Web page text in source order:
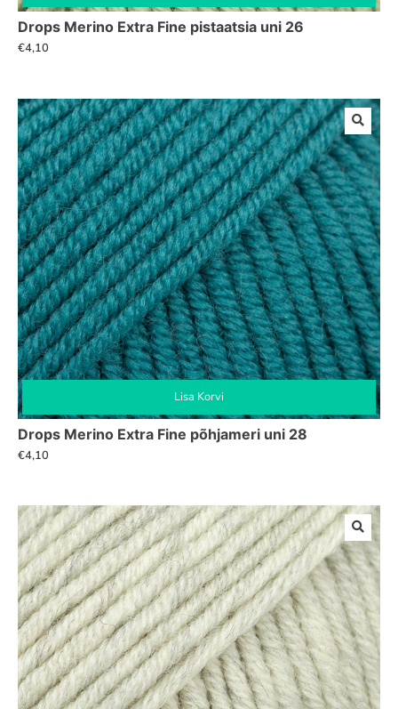
Drops Merino Extra Fine pistaatsia uni 26
€4,10
Lisa Korvi
Drops Merino Extra Fine põhjameri uni 28
€4,10